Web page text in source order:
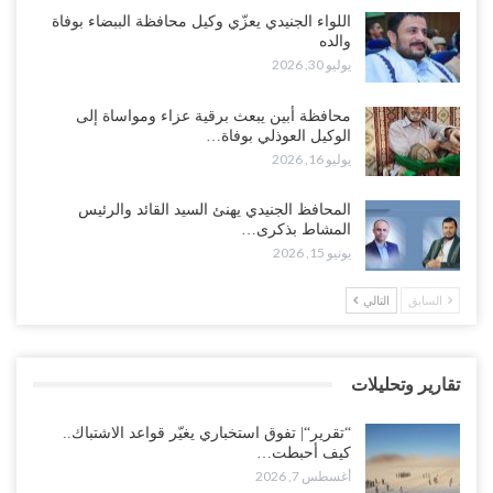
وانسحابات وفوضى تعصف بمعسكرات حضرموت ومأرب..!
أغسطس 6, 2026
بتعقيد المشهد في المهرة..!
أغسطس 6, 2026
“حضرموت“| في تصعيد غير مسبوق.. انتشار فصيل “مكافحة الإرهاب”
في أحياء المكلا بالتزامن مع العصيان المدني..!
أغسطس 6, 2026
“حضرموت“| الانتقالي يرفع التصعيد بالعصيان المدني.. ورسالة تحدٍ
“تقرير“| عرب جورنال: استقالة مدير مكتب العليمي.. هل دخلت سلطة
الرئاسي مرحلة التفكك المؤسسي..!
أغسطس 5, 2026
اللواء الجنيدي يعزّي وكيل محافظة الببضاء بوفاة
والده
يوليو 30, 2026
محافظة أبين يبعث برقية عزاء ومواساة إلى
الوكيل العوذلي بوفاة…
يوليو 16, 2026
المحافظ الجنيدي يهنئ السيد القائد والرئيس
المشاط بذكرى…
يونيو 15, 2026
السابق التالي
تقارير وتحليلات
“تقرير“| تفوق استخباري يغيّر قواعد الاشتباك..
كيف أحبطت…
أغسطس 7, 2026